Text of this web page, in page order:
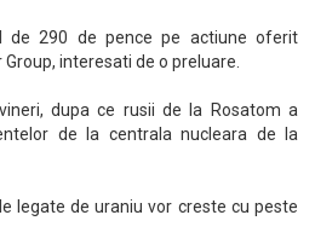
de 290 de pence pe actiune oferit
interesati de o preluare.
dupa ce rusii de la Rosatom a
de la centrala nucleara de la
legate de uraniu vor creste cu peste